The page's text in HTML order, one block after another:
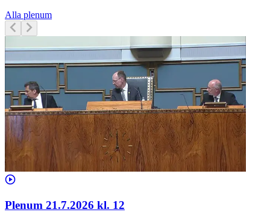
Alla plenum
Plenum 21.7.2026 kl. 12